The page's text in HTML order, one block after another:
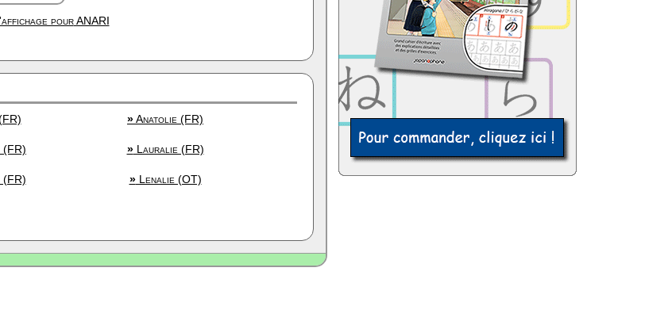
pourANARI
»Anatolie (FR)
(FR) »Lauralie (FR)
»Lenalie (OT)